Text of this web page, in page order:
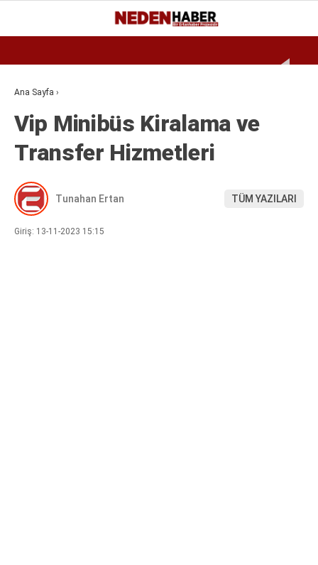
22.6
BURSA
EKONOMI
BIYOGRAFI
SPOR
MAGAZIN
Ana Sayfa ›
Vip Minibüs Kiralama ve
Transfer Hizmetleri
Tunahan Ertan TÜM YAZILARI
Giriş: 13-11-2023 15:15